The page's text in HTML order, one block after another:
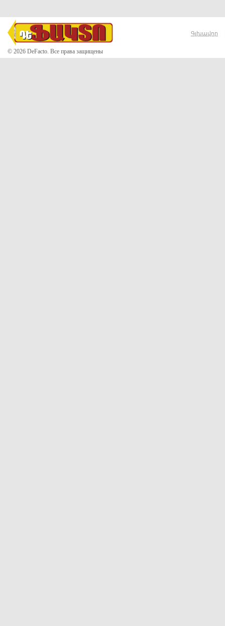
© 2026 DeFacto. Все права защищены
Գլխավոր